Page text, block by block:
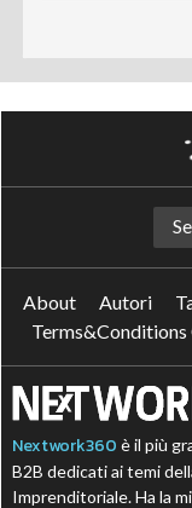
About Autori
Nextwork360 è il più
B2B dedicati ai temi
Imprenditoriale. Ha la